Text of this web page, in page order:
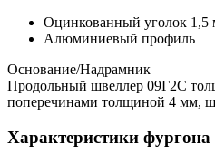
Оцинкованный уголок 1,5
Алюминиевый профиль
Основание/Надрамник
Продольный швеллер 09Г2С
поперечинами толщиной 4 мм,
Характеристики фургона